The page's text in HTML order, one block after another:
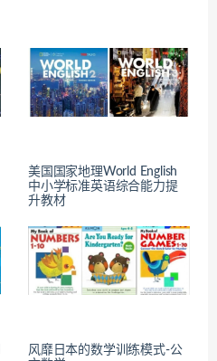
美国国家地理World English
中小学标准英语综合能力提
升教材
风靡日本的数学训练模式-公